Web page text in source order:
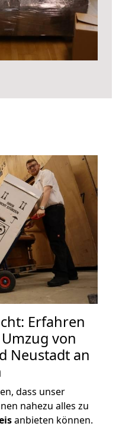
Erfahren
von
Neustadt an
dass unser
nahezu alles zu
anbieten können.